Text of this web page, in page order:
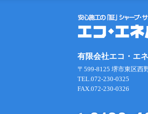
有限会社エコ・エ
〒599-8125 堺市東区西
TEL.072-230-0325
FAX.072-230-0326